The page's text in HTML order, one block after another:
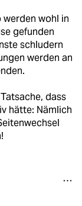
wohl in
gefunden
schludern
werden an
dass
hätte: Nämlich